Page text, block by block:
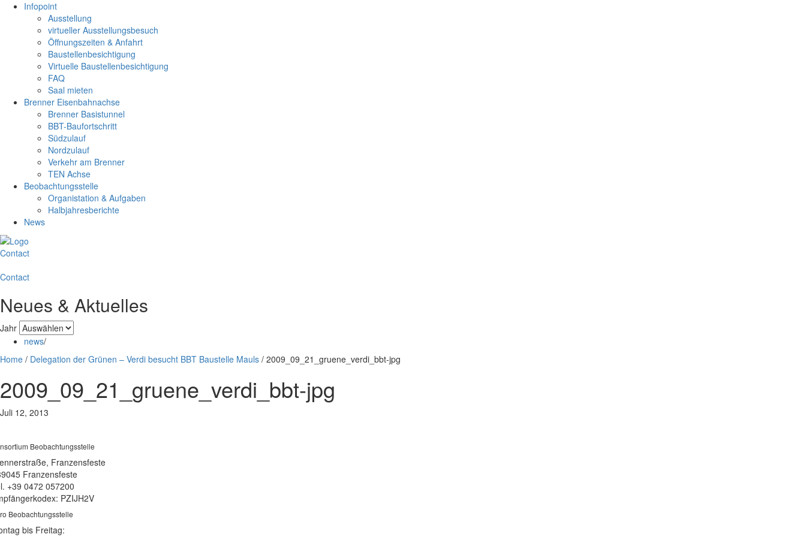
Infopoint
Ausstellung
virtueller Ausstellungsbesuch
Öffnungszeiten & Anfahrt
Baustellenbesichtigung
Virtuelle Baustellenbesichtigung
FAQ
Saal mieten
Brenner Eisenbahnachse
Brenner Basistunnel
BBT-Baufortschritt
Südzulauf
Nordzulauf
Verkehr am Brenner
TEN Achse
Beobachtungsstelle
Organistation & Aufgaben
Halbjahresberichte
News
Contact
Contact
Neues & Aktuelles
Jahr
news/
Home / Delegation der Grünen – Verdi besucht BBT Baustelle Mauls / 2009_09_21_gruene_verdi_bbt-jpg
2009_09_21_gruene_verdi_bbt-jpg
Juli 12, 2013
Beobachtungsstelle
Franzensfeste
Franzensfeste
+39 0472 057200
PZIJH2V
Beobachtungsstelle
bis Freitag: